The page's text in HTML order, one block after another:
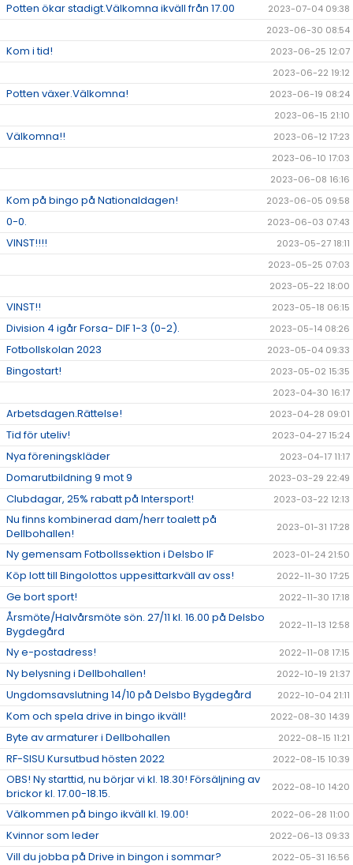
Potten ökar stadigt.Välkomna ikväll från 17.00
2023-07-04 09:38
2023-06-30 08:54
Kom i tid!
2023-06-25 12:07
2023-06-22 19:12
Potten växer.Välkomna!
2023-06-19 08:24
2023-06-15 21:10
Välkomna!!
2023-06-12 17:23
2023-06-10 17:03
2023-06-08 16:16
Kom på bingo på Nationaldagen! 2023-06-05 09:58
0-0. 2023-06-03 07:43
VINST!!!!
2023-05-27 18:11
2023-05-25 07:03
2023-05-22 18:00
VINST!! 2023-05-18 06:15
Division 4 igår Forsa- DIF 1-3 (0-2). 2023-05-14 08:26
Fotbollskolan 2023 2023-05-04 09:33
Bingostart!
2023-05-02 15:35
2023-04-30 16:17
Arbetsdagen.Rättelse! 2023-04-28 09:01
Tid för uteliv! 2023-04-27 15:24
Nya föreningskläder 2023-04-17 11:17
Domarutbildning 9 mot 9 2023-03-29 22:49
Clubdagar, 25% rabatt på Intersport! 2023-03-22 12:13
Nu finns kombinerad dam/herr toalett på
Dellbohallen!
2023-01-31 17:28
Ny gemensam Fotbollssektion i Delsbo IF 2023-01-24 21:50
Köp lott till Bingolottos uppesittarkväll av oss! 2022-11-30 17:25
Ge bort sport! 2022-11-30 17:18
Årsmöte/Halvårsmöte sön. 27/11 kl. 16.00 på Delsbo
Bygdegård
2022-11-13 12:58
Ny e-postadress! 2022-11-08 17:15
Ny belysning i Dellbohallen! 2022-10-19 21:37
Ungdomsavslutning 14/10 på Delsbo Bygdegård 2022-10-04 21:11
Kom och spela drive in bingo ikväll! 2022-08-30 14:39
Byte av armaturer i Dellbohallen 2022-08-15 11:21
RF-SISU Kursutbud hösten 2022 2022-08-15 10:39
OBS! Ny starttid, nu börjar vi kl. 18.30! Försäljning av
brickor kl. 17.00-18.15.
2022-08-10 14:20
Välkommen på bingo ikväll kl. 19.00! 2022-06-28 11:00
Kvinnor som leder 2022-06-13 09:33
Vill du jobba på Drive in bingon i sommar? 2022-05-31 16:56